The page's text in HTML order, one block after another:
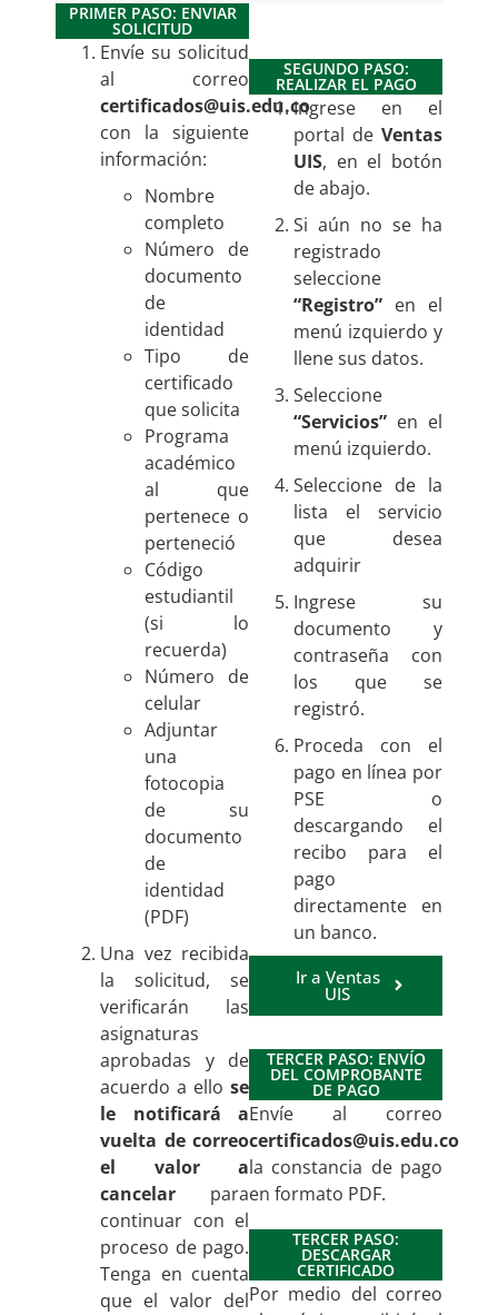
PRIMER PASO: ENVIAR
SOLICITUD
Envíe su solicitud
al correo
certificados@uis.edu.co
con la siguiente
información:
Nombre
completo
Número de
documento
de
identidad
Tipo de
certificado
que solicita
Programa
académico
al que
pertenece o
perteneció
Código
estudiantil
(si lo
recuerda)
Número de
celular
Adjuntar
una
fotocopia
de su
documento
de
identidad
(PDF)
Una vez recibida
la solicitud, se
verificarán las
asignaturas
aprobadas y de
acuerdo a ello se
le notificará a
vuelta de correo
el valor a
cancelar para
continuar con el
proceso de pago.
Tenga en cuenta
que el valor del
SEGUNDO PASO:
REALIZAR EL PAGO
Ingrese en el
portal de Ventas
UIS, en el botón
de abajo.
Si aún no se ha
registrado
seleccione
“Registro” en el
menú izquierdo y
llene sus datos.
Seleccione
“Servicios” en el
menú izquierdo.
Seleccione de la
lista el servicio
que desea
adquirir
Ingrese su
documento y
contraseña con
los que se
registró.
Proceda con el
pago en línea por
PSE o
descargando el
recibo para el
pago
directamente en
un banco.
Ir a Ventas
UIS
TERCER PASO: ENVÍO
DEL COMPROBANTE
DE PAGO
Envíe al correo
certificados@uis.edu.co
la constancia de pago
en formato PDF.
TERCER PASO:
DESCARGAR
CERTIFICADO
Por medio del correo